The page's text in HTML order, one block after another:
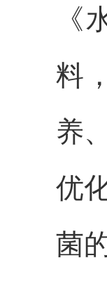
《
料
养
优
菌